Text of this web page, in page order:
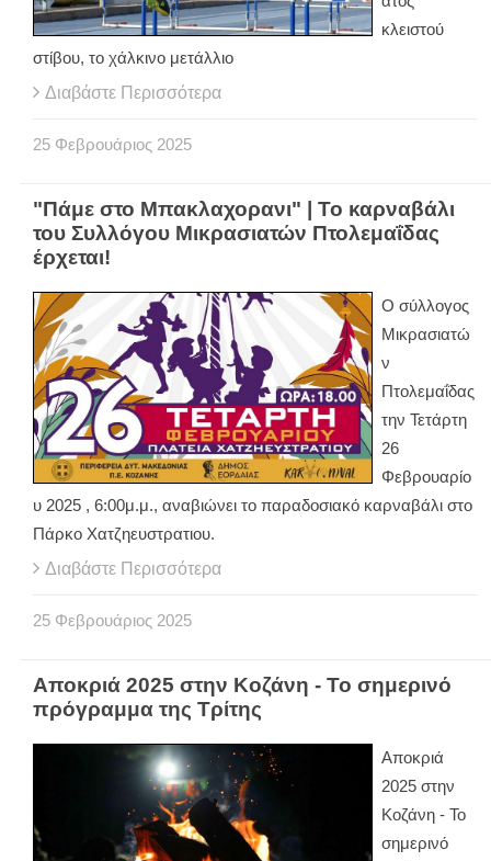
κλειστού
στίβου, το χάλκινο μετάλλιο
Διαβάστε Περισσότερα
25 Φεβρουάριος 2025
"Πάμε στο Μπακλαχορανι" | Το καρναβάλι
του Συλλόγου Μικρασιατών Πτολεμαΐδας
έρχεται!
Ο σύλλογος
Μικρασιατώ
ν
Πτολεμαΐδας
την Τετάρτη
26
Φεβρουαρίο
υ 2025 , 6:00μ.μ., αναβιώνει το παραδοσιακό καρναβάλι στο
Πάρκο Χατζηευστρατιου.
Διαβάστε Περισσότερα
25 Φεβρουάριος 2025
Αποκριά 2025 στην Κοζάνη - Το σημερινό
πρόγραμμα της Τρίτης
Αποκριά
2025 στην
Κοζάνη - Το
σημερινό